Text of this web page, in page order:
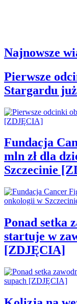
Najnowsze
Pierwsze
Stargardu
Fundacja
mln zł dla
Szczecinie
Ponad setka
startuje w
[ZDJĘCIA]